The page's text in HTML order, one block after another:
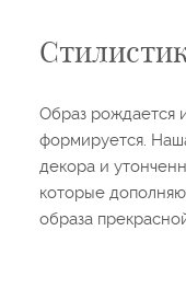
Образ рождается
формируется.
декора и
которые
образа